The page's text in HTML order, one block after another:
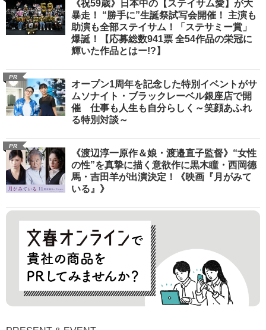
《祝59歳》日本中の【ステイサム愛】が大
暴走！ “勝手に”生誕祭試写会開催！ 主演も
助演も全部ステイサム！「ステサミー賞」
爆誕！【応募総数941票 全54作品の栄冠に
輝いた作品とはー!?】
PR
オープン1周年を記念した特別イベントがサ
ムソナイト・ブラックレーベル銀座店で開
催 仕事も人生も自分らしく～笑顔あふれ
る特別対談～
PR
《渡辺淳一原作＆娘・渡邉直子監督》“女性
の性”を真摯に描く意欲作に黒木瞳・西岡德
馬・吉田羊が出演決定！《映画『月がみて
いる』》